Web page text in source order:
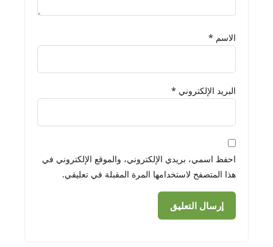
الاسم *
البريد الإلكتروني *
احفظ اسمي، بريدي الإلكتروني، والموقع الإلكتروني في
هذا المتصفح لاستخدامها المرة المقبلة في تعليقي.